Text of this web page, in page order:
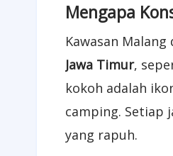
Mengapa
Kawasan
Jawa Timur,
kokoh adalah
camping. Setiap
yang rapuh.